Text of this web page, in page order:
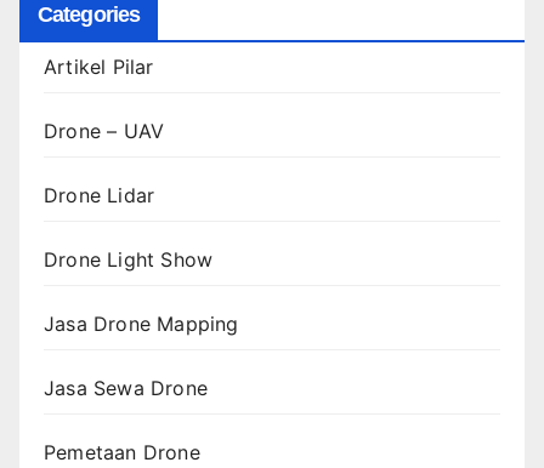
Categories
Artikel Pilar
Drone – UAV
Drone Lidar
Drone Light Show
Jasa Drone Mapping
Jasa Sewa Drone
Pemetaan Drone